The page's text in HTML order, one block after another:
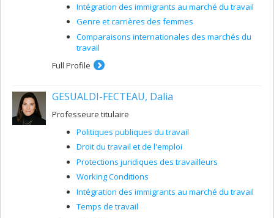
Intégration des immigrants au marché du travail
Genre et carrières des femmes
Comparaisons internationales des marchés du
travail
Full Profile
GESUALDI-FECTEAU, Dalia
Professeure titulaire
Politiques publiques du travail
Droit du travail et de l'emploi
Protections juridiques des travailleurs
Working Conditions
Intégration des immigrants au marché du travail
Temps de travail